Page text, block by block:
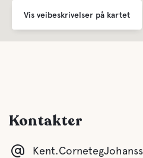
Vann
Kjæledyrvennlige
Vis veibeskrivelser på kartet
Kontakter